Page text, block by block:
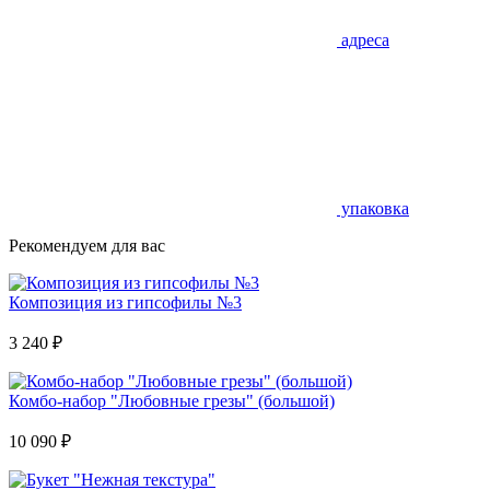
адреса
упаковка
Рекомендуем для вас
Композиция из гипсофилы №3
3 240 ₽
Комбо-набор "Любовные грезы" (большой)
10 090 ₽